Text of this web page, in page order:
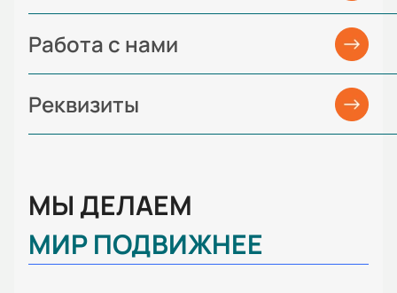
Работа с нами
Реквизиты
МЫ ДЕЛАЕМ
МИР ПОДВИЖНЕЕ